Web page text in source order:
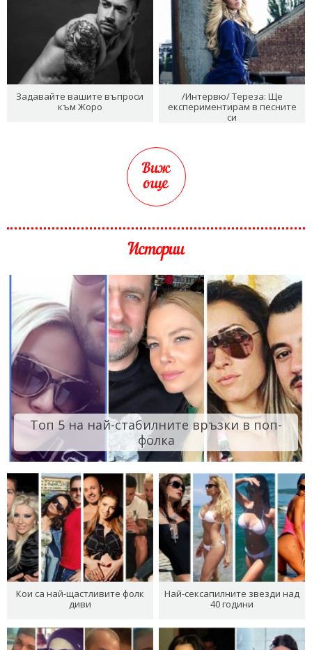
Задавайте вашите въпроси
към Жоро
/Интервю/ Тереза: Ще
експериментирам в песните
си
Виж
още
Истории
Топ 5 на най-стабилните връзки в поп-
фолка
Кои са най-щастливите фолк
диви
Най-сексапилните звезди над
40 години